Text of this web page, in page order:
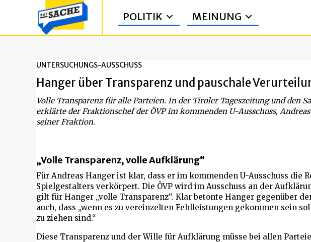
POLITIK MEINUNG
UNTERSUCHUNGS-AUSSCHUSS
Hanger über Transparenz und pauschale
Volle Transparenz für alle Parteien. In der Tiroler Tageszeitung und den
erklärte der Fraktionschef der ÖVP im kommenden U-Ausschuss,
seiner Fraktion.
„Volle Transparenz, volle Aufklärung“
Für Andreas Hanger ist klar, dass er im kommenden U-Ausschuss die
Spielgestalters verkörpert. Die ÖVP wird im Ausschuss an der
gilt für Hanger „volle Transparenz“. Klar betonte Hanger gegenüber
auch, dass „wenn es zu vereinzelten Fehlleistungen gekommen sein
zu ziehen sind.“
Diese Transparenz und der Wille für Aufklärung müsse bei allen